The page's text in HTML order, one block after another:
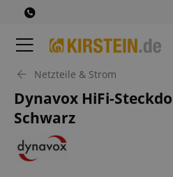
Netzteile & Strom
Dynavox HiFi-
Schwarz